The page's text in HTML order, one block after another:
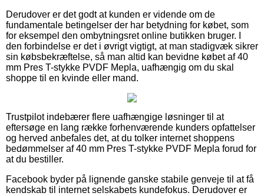
Derudover er det godt at kunden er vidende om de
fundamentale betingelser der har betydning for købet, som
for eksempel den ombytningsret online butikken bruger. I
den forbindelse er det i øvrigt vigtigt, at man stadigvæk sikrer
sin købsbekræftelse, så man altid kan bevidne købet af 40
mm Pres T-stykke PVDF Mepla, uafhængig om du skal
shoppe til en kvinde eller mand.
Trustpilot indebærer flere uafhængige løsninger til at
eftersøge en lang række forhenværende kunders opfattelser
og herved anbefales det, at du tolker internet shoppens
bedømmelser af 40 mm Pres T-stykke PVDF Mepla forud for
at du bestiller.
Facebook byder på lignende ganske stabile genveje til at få
kendskab til internet selskabets kundefokus. Derudover er